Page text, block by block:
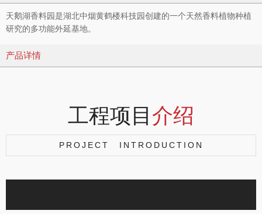
天鹅湖香料园是湖北中烟黄鹤楼科技园创建的一个天然香料植物种植
研究的多功能外延基地。
产品详情
工程项目 介绍
PROJECT INTRODUCTION